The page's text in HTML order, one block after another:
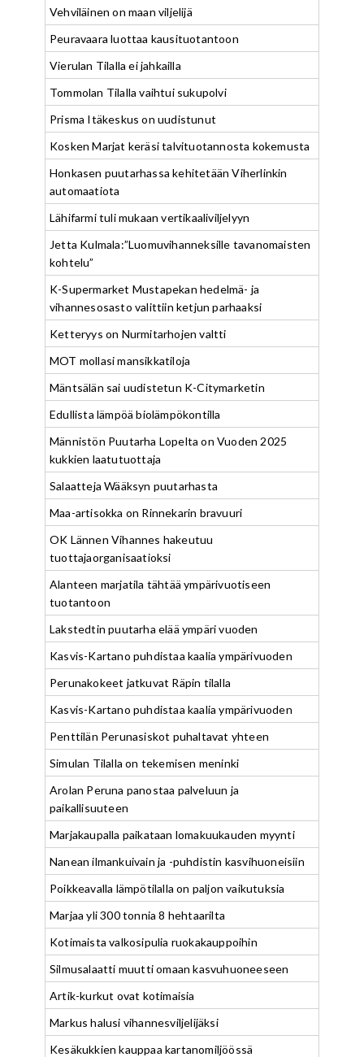
Vehviläinen on maan viljelijä
Peuravaara luottaa kausituotantoon
Vierulan Tilalla ei jahkailla
Tommolan Tilalla vaihtui sukupolvi
Prisma Itäkeskus on uudistunut
Kosken Marjat keräsi talvituotannosta kokemusta
Honkasen puutarhassa kehitetään Viherlinkin
automaatiota
Lähifarmi tuli mukaan vertikaaliviljelyyn
Jetta Kulmala:”Luomuvihanneksille tavanomaisten
kohtelu”
K-Supermarket Mustapekan hedelmä- ja
vihannesosasto valittiin ketjun parhaaksi
Ketteryys on Nurmitarhojen valtti
MOT mollasi mansikkatiloja
Mäntsälän sai uudistetun K-Citymarketin
Edullista lämpöä biolämpökontilla
Männistön Puutarha Lopelta on Vuoden 2025
kukkien laatutuottaja
Salaatteja Wääksyn puutarhasta
Maa-artisokka on Rinnekarin bravuuri
OK Lännen Vihannes hakeutuu
tuottajaorganisaatioksi
Alanteen marjatila tähtää ympärivuotiseen
tuotantoon
Lakstedtin puutarha elää ympäri vuoden
Kasvis-Kartano puhdistaa kaalia ympärivuoden
Perunakokeet jatkuvat Räpin tilalla
Kasvis-Kartano puhdistaa kaalia ympärivuoden
Penttilän Perunasiskot puhaltavat yhteen
Simulan Tilalla on tekemisen meninki
Arolan Peruna panostaa palveluun ja
paikallisuuteen
Marjakaupalla paikataan lomakuukauden myynti
Nanean ilmankuivain ja -puhdistin kasvihuoneisiin
Poikkeavalla lämpötilalla on paljon vaikutuksia
Marjaa yli 300 tonnia 8 hehtaarilta
Kotimaista valkosipulia ruokakauppoihin
Silmusalaatti muutti omaan kasvuhuoneeseen
Artik-kurkut ovat kotimaisia
Markus halusi vihannesviljelijäksi
Kesäkukkien kauppaa kartanomiljöössä